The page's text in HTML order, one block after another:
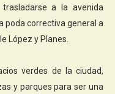
a la avenida
poda correctiva general a
López y Planes.
verdes de la ciudad,
y parques para ser una